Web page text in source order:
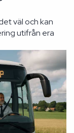
väl och kan
utifrån era